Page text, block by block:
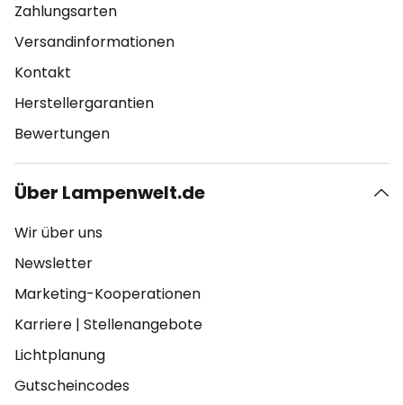
Zahlungsarten
Versandinformationen
Kontakt
Herstellergarantien
Bewertungen
Über Lampenwelt.de
Wir über uns
Newsletter
Marketing-Kooperationen
Karriere | Stellenangebote
Lichtplanung
Gutscheincodes